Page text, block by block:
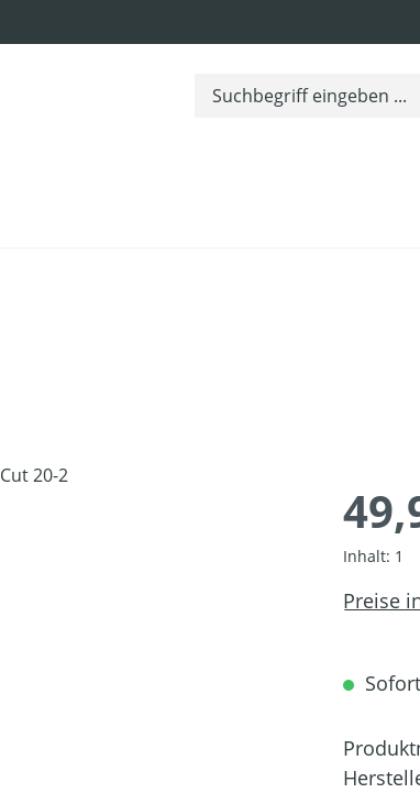
Inhalt: 1
Preise